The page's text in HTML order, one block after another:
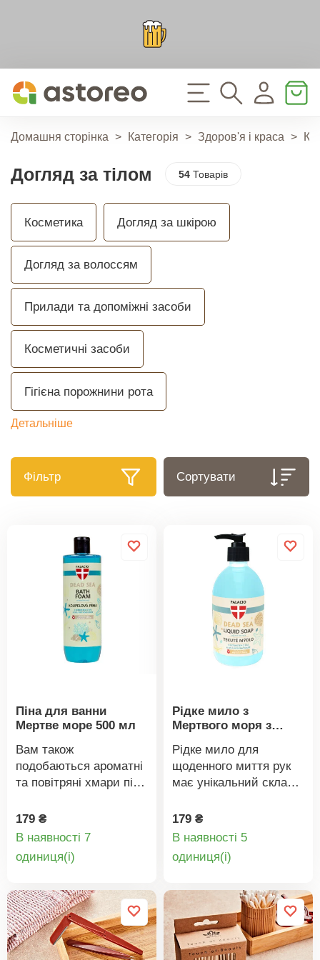
Домашня сторінка > Категорія > Здоров'я і краса >
Догляд за тілом 54Товарів
Косметика Догляд за шкірою
Догляд за волоссям
Прилади та допоміжні засоби
Косметичні засоби
Гігієна порожнини рота
Детальніше
Фільтр Сортувати
Піна для ванни
Мертве море 500 мл
Вам також
подобаються ароматні
та повітряні хмари піни
вигляді ванни – один із
найбажаніших видів
ще й побалуєте себе
ароматною ванною,
враження та гарний
настрій
примножаться.Піна з
179 ₴
В наявності 7
oдиниця(і)
Рідке мило з
Мертвого моря з
Рідке мило для
щоденного миття рук
має унікальний склад
мікроелементам з
Мертвого моря.Воно
ви не знайдете в
солоному озері чи
моріЇх висока
концентрація
стимулює кровообіг,
179 ₴
В наявності 5
oдиниця(і)